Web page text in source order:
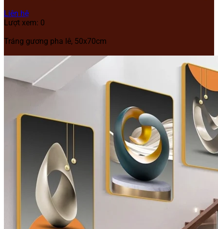
Liên hệ
Lượt xem: 0
Tráng gương pha lê, 50x70cm